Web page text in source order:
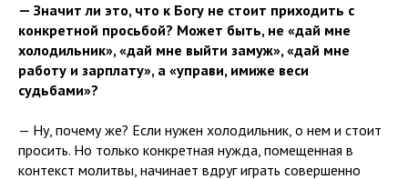
— Значит ли это, что к Богу не стоит приходить с
конкретной просьбой? Может быть, не «дай мне
холодильник», «дай мне выйти замуж», «дай мне
работу и зарплату», а «управи, имиже веси
судьбами»?
— Ну, почему же? Если нужен холодильник, о нем и стоит
просить. Но только конкретная нужда, помещенная в
контекст молитвы, начинает вдруг играть совершенно